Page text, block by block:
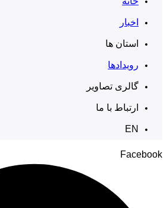
اخبار
استان ها
رویدادها
گالری تصاویر
ارتباط با ما
EN
Facebook